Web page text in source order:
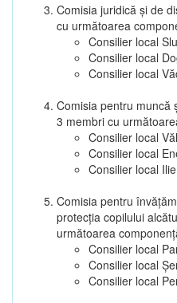
Comisia juridică şi de
cu următoarea
Consilier local
Consilier local
Consilier local
Comisia pentru muncă
3 membri cu
Consilier local
Consilier local
Consilier local
Comisia pentru
protecţia copilului
următoarea
Consilier local
Consilier local
Consilier local